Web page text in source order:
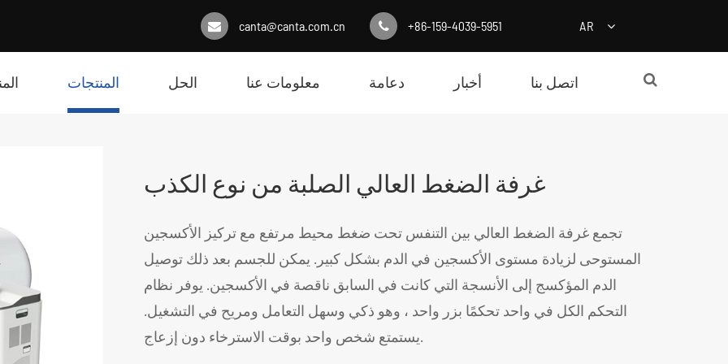
AR
+86-159-4039-5951
canta@canta.com.cn
المنتجات الحل معلومات عنا دعامة أخبار اتصل بنا
غرفة الضغط العالي الصلبة من نوع الكذب
تجمع غرفة الضغط العالي بين التنفس تحت ضغط محيط مرتفع مع تركيز الأكسجين
المستوحى لزيادة مستوى الأكسجين في الدم بشكل كبير. يمكن للجسم بعد ذلك توصيل
الدم المؤكسج إلى الأنسجة التي كانت في السابق ناقصة في الأكسجين. يوفر نظام
التحكم الكل في واحد تحكمًا بزر واحد ، وهو ذكي وسهل التعامل ومريح في التشغيل.
يستمتع شخص واحد بوقت الاسترخاء دون إزعاج.